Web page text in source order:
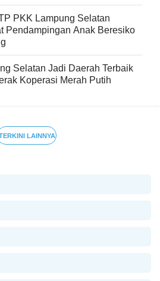
PKK Lampung Selatan
Pendampingan Anak Beresiko
Selatan Jadi Daerah Terbaik
Koperasi Merah Putih
LAINNYA